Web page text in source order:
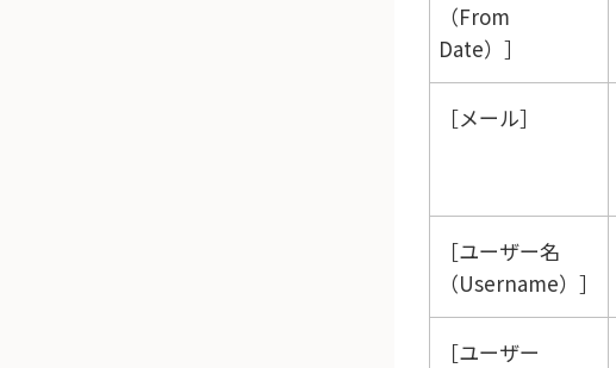
（From
Date）
メール
ユーザー名
（Username）
ユーザー